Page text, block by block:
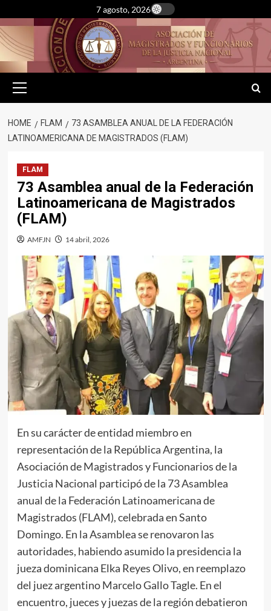
to
content
7 agosto, 2026
Menu
HOME FLAM
73 ASAMBLEA ANUAL DE LA FEDERACIÓN
LATINOAMERICANA DE MAGISTRADOS (FLAM)
FLAM
73 Asamblea anual de la Federación
Latinoamericana de Magistrados
(FLAM)
AMFJN 14 abril, 2026
En su carácter de entidad miembro en
representación de la República Argentina, la
Asociación de Magistrados y Funcionarios de la
Justicia Nacional participó de la 73 Asamblea
anual de la Federación Latinoamericana de
Magistrados (FLAM), celebrada en Santo
Domingo. En la Asamblea se renovaron las
autoridades, habiendo asumido la presidencia la
jueza dominicana Elka Reyes Olivo, en reemplazo
del juez argentino Marcelo Gallo Tagle. En el
encuentro, jueces y juezas de la región debatieron